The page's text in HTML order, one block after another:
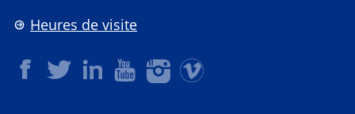
Heures de visite